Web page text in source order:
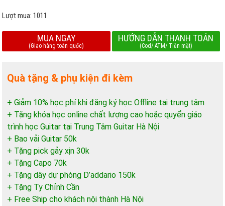
Lượt mua:1011
MUA NGAY
(Giao hàng toàn quốc)
HƯỚNG DẪN THANH TOÁN
(Cod/ ATM/ Tiền mặt)
Quà tặng & phụ kiện đi kèm
+ Giảm 10% học phí khi đăng ký học Offline tại trung tâm
+ Tặng khóa học online chất lượng cao hoặc quyển giáo
trình học Guitar tại Trung Tâm Guitar Hà Nội
+ Bao vải Guitar 50k
+ Tặng pick gảy xịn 30k
+ Tặng Capo 70k
+ Tặng dây dự phòng D’addario 150k
+ Tặng Ty Chỉnh Cần
+ Free Ship cho khách nội thành Hà Nội